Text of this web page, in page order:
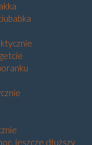
jeszcze dłuższy